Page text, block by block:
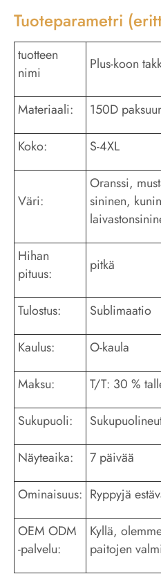
Tuoteparametri
tuotteen
nimi
Plus-koon
Materiaali: 150D
Koko: S-4XL
Väri:
Oranssi,
sininen,
Hihan
pituus:
pitkä
Tulostus: Sublimaatio
Kaulus: O-kaula
Maksu: T/T: 30 %
Sukupuoli:
Näyteaika: 7 päivää
Ominaisuus: Ryppyjä
OEM ODM
-palvelu:
Kyllä,
paitojen